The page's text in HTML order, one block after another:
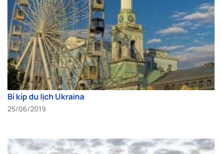
Bí kíp du lịch Ukraina
25/06/2019